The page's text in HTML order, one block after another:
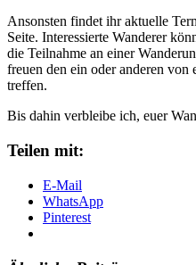
Ansonsten findet ihr aktuelle
Seite. Interessierte Wanderer
die Teilnahme an einer
freuen den ein oder anderen von
treffen.
Bis dahin verbleibe ich, euer
Teilen mit:
E-Mail
WhatsApp
Pinterest